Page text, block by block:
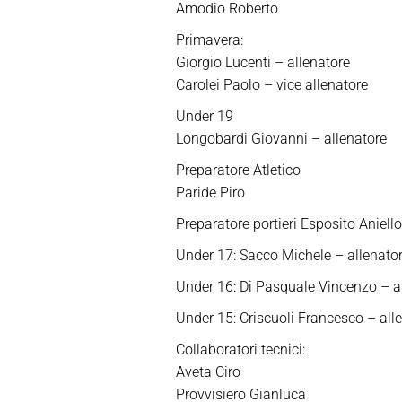
Amodio Roberto
Primavera:
Giorgio Lucenti – allenatore
Carolei Paolo – vice allenatore
Under 19
Longobardi Giovanni – allenatore
Preparatore Atletico
Paride Piro
Preparatore portieri Esposito Aniello
Under 17: Sacco Michele –
Under 16: Di Pasquale Vincenzo –
Under 15: Criscuoli Francesco –
Collaboratori tecnici:
Aveta Ciro
Provvisiero Gianluca